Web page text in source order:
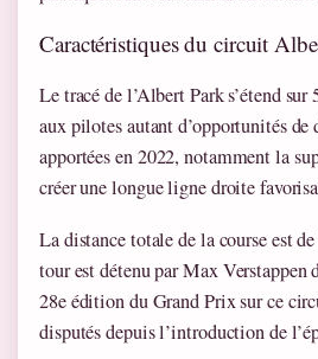
Caractéristiques du circuit
Le tracé de l’Albert Park s’étend
aux pilotes autant d’opportunités
apportées en 2022, notamment la
créer une longue ligne droite
La distance totale de la course est
tour est détenu par Max Verstappen
28e édition du Grand Prix sur ce
disputés depuis l’introduction de